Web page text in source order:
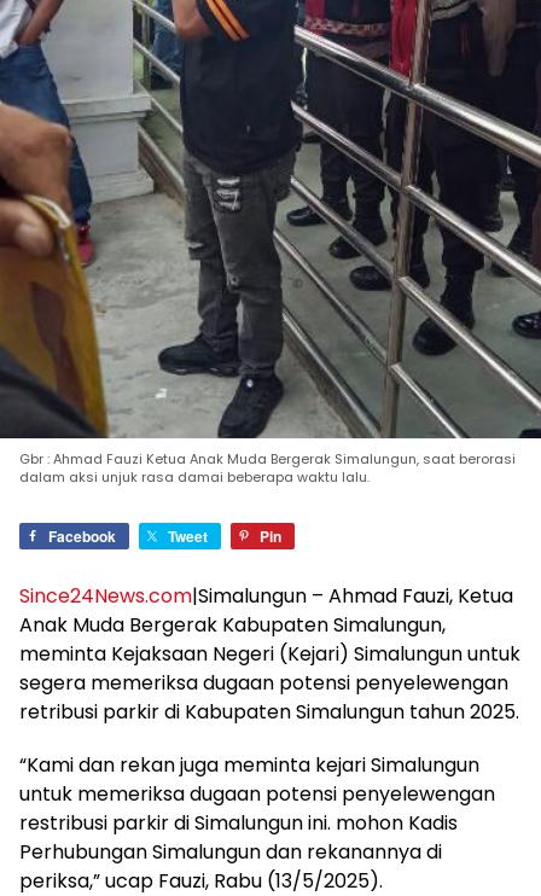
Gbr : Ahmad Fauzi Ketua Anak Muda Bergerak Simalungun, saat berorasi
dalam aksi unjuk rasa damai beberapa waktu lalu.
Facebook Tweet Pin
Since24News.com|Simalungun – Ahmad Fauzi, Ketua
Anak Muda Bergerak Kabupaten Simalungun,
meminta Kejaksaan Negeri (Kejari) Simalungun untuk
segera memeriksa dugaan potensi penyelewengan
retribusi parkir di Kabupaten Simalungun tahun 2025.
“Kami dan rekan juga meminta kejari Simalungun
untuk memeriksa dugaan potensi penyelewengan
restribusi parkir di Simalungun ini. mohon Kadis
Perhubungan Simalungun dan rekanannya di
periksa,” ucap Fauzi, Rabu (13/5/2025).